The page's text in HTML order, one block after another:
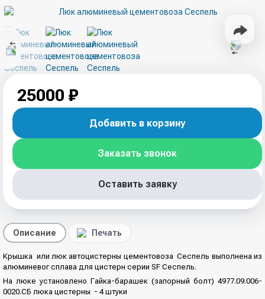
25000 ₽
Добавить в корзину
Заказать звонок
Оставить заявку
Описание Печать
Крышка или люк автоцистерны цементовоза Сеспель выполнена из
алюминевог сплава для цистерн серии SF Сеспель.
На люке установлено Гайка-барашек (запорный болт) 4977.09.006-
0020.СБ люка цистерны - 4 штуки